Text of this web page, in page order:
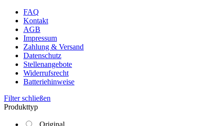
FAQ
Kontakt
AGB
Impressum
Zahlung & Versand
Datenschutz
Stellenangebote
Widerrufsrecht
Batteriehinweise
Filter schließen
Produkttyp
Original